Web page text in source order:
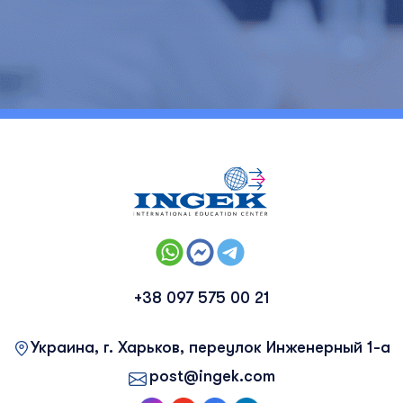
+38 097 575 00 21
Украина, г. Харьков, переулок Инженерный 1-а
post@ingek.com